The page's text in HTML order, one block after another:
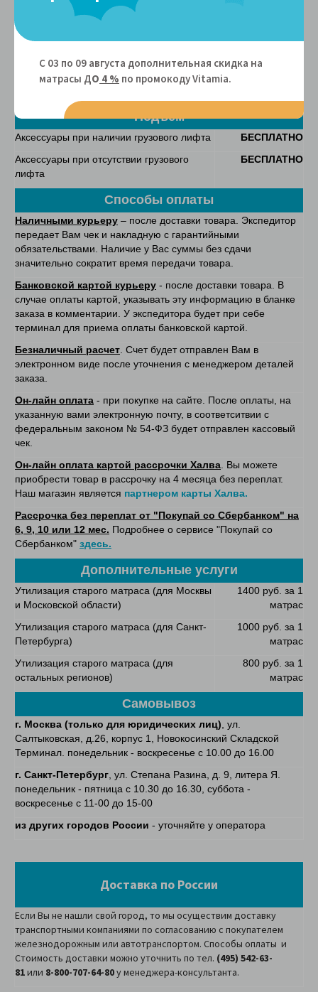
Аксессуары по Москве
от 3-4 рабочих
Аксессуарыпо Санкт-Петербургу
от 3-4 рабочих
Аксессуарыпо России
Подъем
Аксессуары при наличии грузового лифта
БЕСПЛАТНО
Аксессуары при отсутствии грузового
лифта
БЕСПЛАТНО
Способы оплаты
Наличными курьеру – после доставки товара. Экспедитор
передает Вам чек и накладную с гарантийными
обязательствами. Наличие у Вас суммы без сдачи
значительно сократит время передачи товара.
Банковской картой курьеру - после доставки товара. В
случае оплаты картой, указывать эту информацию в бланке
заказа в комментарии. У экспедитора будет при себе
терминал для приема оплаты банковской картой.
Безналичный расчет . Счет будет отправлен Вам в
электронном виде после уточнения с менеджером деталей
заказа.
Он-лайн оплата - при покупке на сайте. После оплаты, на
указанную вами электронную почту, в соответситвии с
федеральным законом № 54-ФЗ будет отправлен кассовый
чек.
Он-лайн оплата картой рассрочки Халва . Вы можете
приобрести товар в рассрочку на 4 месяца без переплат.
Наш магазин является партнером карты Халва.
Рассрочка без переплат от "Покупай со Сбербанком" на
6, 9, 10 или 12 мес. Подробнее о сервисе "Покупай со
Сбербанком" здесь.
Дополнительные услуги
Утилизация старого матраса (для Москвы
и Московской области)
1400 руб. за 1
матрас
Утилизация старого матраса (для Санкт-
Петербурга)
1000 руб. за 1
матрас
Утилизация старого матраса (для
остальных регионов)
800 руб. за 1
матрас
Самовывоз
г. Москва (только для юридических лиц) , ул.
Салтыковская, д.26, корпус 1, Новокосинский Складской
Терминал. понедельник - воскресенье с 10.00 до 16.00
г. Санкт-Петербург , ул. Степана Разина, д. 9, литера Я.
понедельник - пятница с 10.30 до 16.30, суббота -
воскресенье с 11-00 до 15-00
из других городов России - уточняйте у оператора
Доставка по России
Если Вы не нашли свой город, то мы осуществим доставку
транспортными компаниями по согласованию с покупателем
железнодорожным или автотранспортом. Способы оплаты и
Стоимость доставки можно уточнить по тел. (495) 542-63-
81или 8-800-707-64-80у менеджера-консультанта.
С 03 по 09 августа дополнительная скидка на
матрасы ДО 4 % по промокоду Vitamiа.